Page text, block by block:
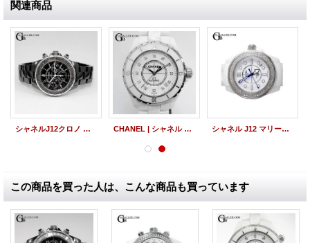
関連商品
シャネルJ12クロノ ブラックダイヤベゼル H0940 ブラックセラミック CHANEL | シャネル J12 38mm 12Pダイヤ H1629 ホワイトセラミック シャネル J12 マリーン 38mm ダイヤベゼル 白 メンズ
この商品を買った人は、こんな商品も買っています